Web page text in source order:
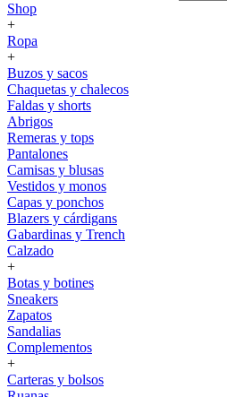
Shop
+
Ropa
+
Buzos y sacos
Chaquetas y chalecos
Faldas y shorts
Abrigos
Remeras y tops
Pantalones
Camisas y blusas
Vestidos y monos
Capas y ponchos
Blazers y cárdigans
Gabardinas y Trench
Calzado
+
Botas y botines
Sneakers
Zapatos
Sandalias
Complementos
+
Carteras y bolsos